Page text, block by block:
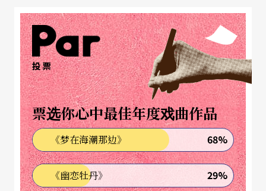
个国家的精采表现喝采，温暖且骄傲。拉芳凑巧遇
到来自中国的雷动天下现代舞团，以《冷箭》的片
段作为同一套节目的开场，技术精湛的中国舞者让
观众屏气凝神地看著，直到某位舞者被另一位舞者
由动作意象的箭，射中倒地的刹那，观众笑了，舞
终。
印度传统舞蹈国宝级大师Madhavi Mudgal，把传统
仪式舞蹈搬上纽约舞台，乐师现场演唱弹奏，右下
投票
票选你心中最佳年度戏曲作品
《梦在海潮那边》 68%
《幽恋牡丹》 29%